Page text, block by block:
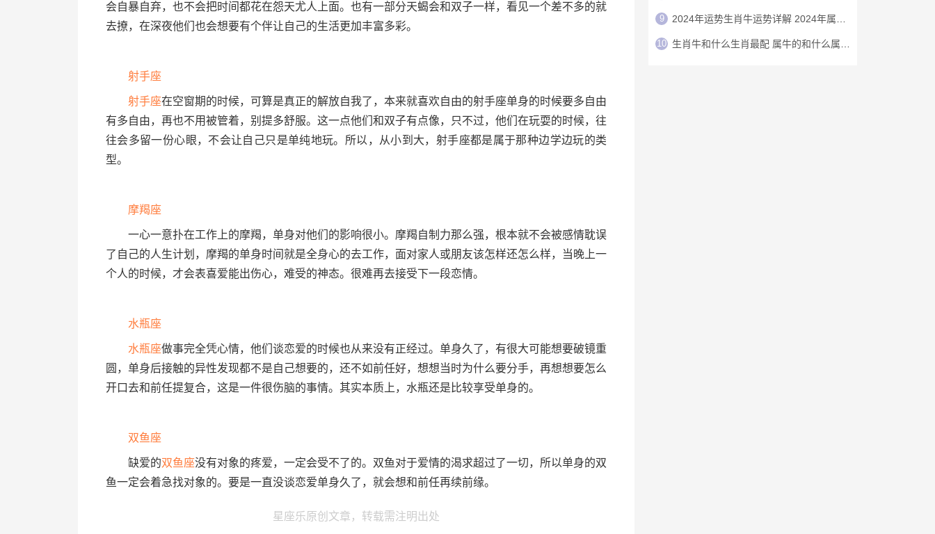
会自暴自弃，也不会把时间都花在怨天尤人上面。也有一部分天蝎会和双子一样，看见一个差不多的就
去撩，在深夜他们也会想要有个伴让自己的生活更加丰富多彩。
射手座
射手座在空窗期的时候，可算是真正的解放自我了，本来就喜欢自由的射手座单身的时候要多自由
有多自由，再也不用被管着，别提多舒服。这一点他们和双子有点像，只不过，他们在玩耍的时候，往
往会多留一份心眼，不会让自己只是单纯地玩。所以，从小到大，射手座都是属于那种边学边玩的类
型。
摩羯座
一心一意扑在工作上的摩羯，单身对他们的影响很小。摩羯自制力那么强，根本就不会被感情耽误
了自己的人生计划，摩羯的单身时间就是全身心的去工作，面对家人或朋友该怎样还怎么样，当晚上一
个人的时候，才会表喜爱能出伤心，难受的神态。很难再去接受下一段恋情。
水瓶座
水瓶座做事完全凭心情，他们谈恋爱的时候也从来没有正经过。单身久了，有很大可能想要破镜重
圆，单身后接触的异性发现都不是自己想要的，还不如前任好，想想当时为什么要分手，再想想要怎么
开口去和前任提复合，这是一件很伤脑的事情。其实本质上，水瓶还是比较享受单身的。
双鱼座
缺爱的双鱼座没有对象的疼爱，一定会受不了的。双鱼对于爱情的渴求超过了一切，所以单身的双
鱼一定会着急找对象的。要是一直没谈恋爱单身久了，就会想和前任再续前缘。
星座乐原创文章，转载需注明出处
9 2024年运势生肖牛运势详解 2024年属牛人的全年运势详解
10 生肖牛和什么生肖最配 属牛的和什么属相最配